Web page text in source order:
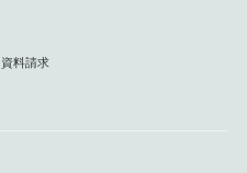
資料請求